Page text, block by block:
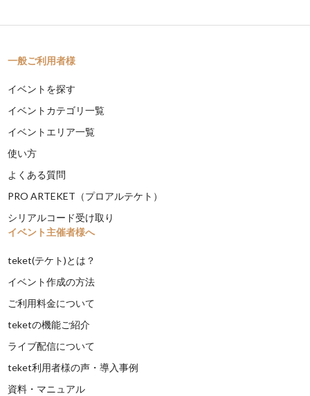
一般ご利用者様
イベントを探す
イベントカテゴリ一覧
イベントエリア一覧
使い方
よくある質問
PRO ARTEKET（プロアルテケト）
シリアルコード受け取り
イベント主催者様へ
teket(テケト)とは？
イベント作成の方法
ご利用料金について
teketの機能ご紹介
ライブ配信について
teket利用者様の声・導入事例
資料・マニュアル